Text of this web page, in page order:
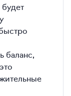
баланс,